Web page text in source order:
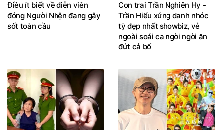
Điều ít biết về diễn viên
đóng Người Nhện đang gây
sốt toàn cầu
Con trai Trần Nghiên Hy -
Trần Hiểu xứng danh nhóc
tỳ đẹp nhất showbiz, vẻ
ngoài soái ca ngời ngời ăn
đứt cả bố